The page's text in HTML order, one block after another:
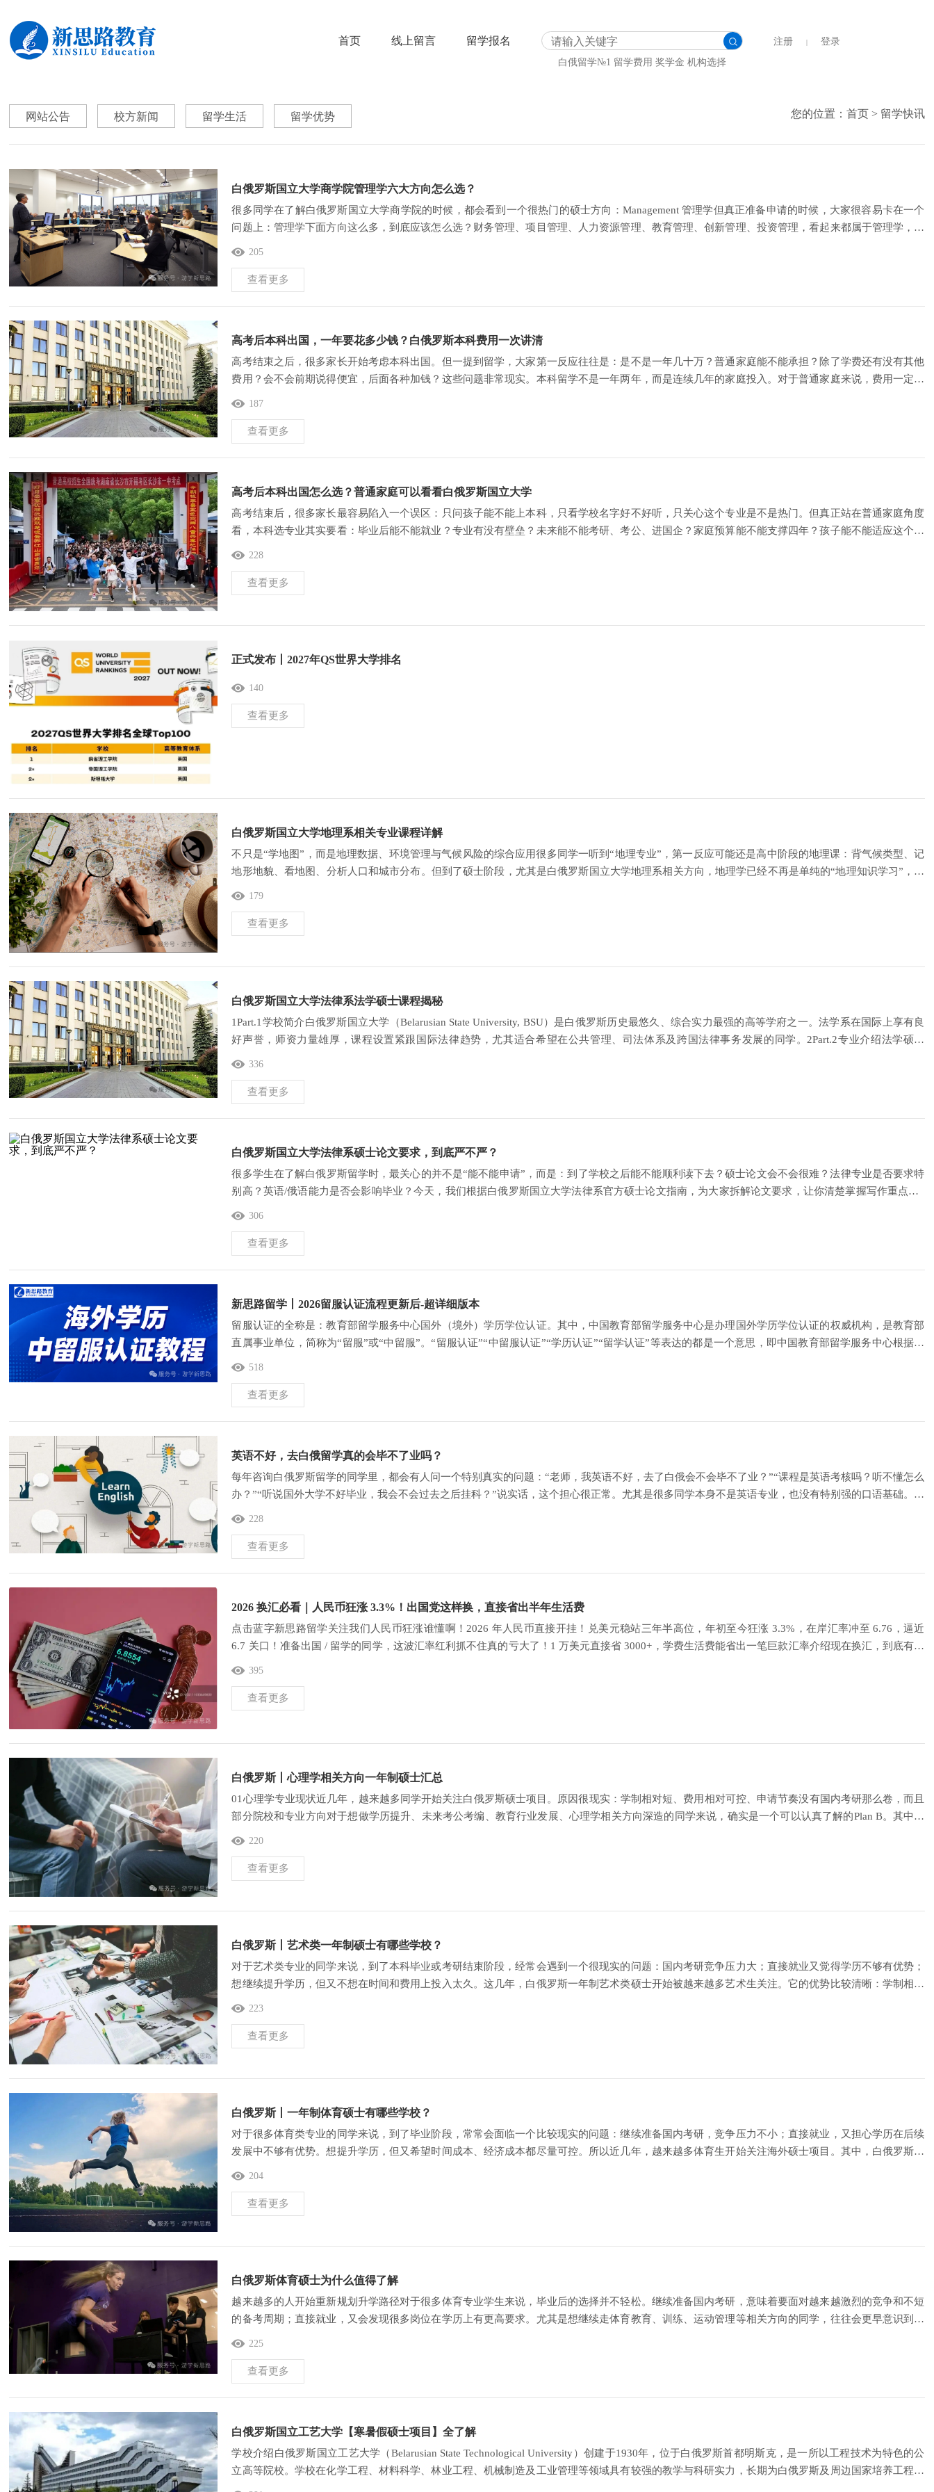
首页 线上留言 留学报名
白俄留学№1 留学费用 奖学金 机构选择
注册 | 登录
网站公告 校方新闻 留学生活 留学优势 您的位置： 首页> 留学快讯
白俄罗斯国立大学商学院管理学六大方向怎么选？
很多同学在了解白俄罗斯国立大学商学院的时候，都会看到一个很热门的硕士方向：Management 管理学但真正准备申请的时候，大家很容易卡在一个
问题上：管理学下面方向这么多，到底应该怎么选？财务管理、项目管理、人力资源管理、教育管理、创新管理、投资管理，看起来都属于管理学，但
205
查看更多
高考后本科出国，一年要花多少钱？白俄罗斯本科费用一次讲清
高考结束之后，很多家长开始考虑本科出国。但一提到留学，大家第一反应往往是：是不是一年几十万？普通家庭能不能承担？除了学费还有没有其他
费用？会不会前期说得便宜，后面各种加钱？这些问题非常现实。本科留学不是一年两年，而是连续几年的家庭投入。对于普通家庭来说，费用一定要
187
查看更多
高考后本科出国怎么选？普通家庭可以看看白俄罗斯国立大学
高考结束后，很多家长最容易陷入一个误区：只问孩子能不能上本科，只看学校名字好不好听，只关心这个专业是不是热门。但真正站在普通家庭角度
看，本科选专业其实要看：毕业后能不能就业？专业有没有壁垒？未来能不能考研、考公、进国企？家庭预算能不能支撑四年？孩子能不能适应这个学
228
查看更多
正式发布丨2027年QS世界大学排名
140
查看更多
白俄罗斯国立大学地理系相关专业课程详解
不只是“学地图”，而是地理数据、环境管理与气候风险的综合应用很多同学一听到“地理专业”，第一反应可能还是高中阶段的地理课：背气候类型、记
地形地貌、看地图、分析人口和城市分布。但到了硕士阶段，尤其是白俄罗斯国立大学地理系相关方向，地理学已经不再是单纯的“地理知识学习”，而
179
查看更多
白俄罗斯国立大学法律系法学硕士课程揭秘
1Part.1学校简介白俄罗斯国立大学（Belarusian State University, BSU）是白俄罗斯历史最悠久、综合实力最强的高等学府之一。法学系在国际上享有良
好声誉，师资力量雄厚，课程设置紧跟国际法律趋势，尤其适合希望在公共管理、司法体系及跨国法律事务发展的同学。2Part.2专业介绍法学硕士
336
查看更多
白俄罗斯国立大学法律系硕士论文要求，到底严不严？
很多学生在了解白俄罗斯留学时，最关心的并不是“能不能申请”，而是：到了学校之后能不能顺利读下去？硕士论文会不会很难？法律专业是否要求特
别高？英语/俄语能力是否会影响毕业？今天，我们根据白俄罗斯国立大学法律系官方硕士论文指南，为大家拆解论文要求，让你清楚掌握写作重点。1
306
查看更多
新思路留学丨2026留服认证流程更新后-超详细版本
留服认证的全称是：教育部留学服务中心国外（境外）学历学位认证。其中，中国教育部留学服务中心是办理国外学历学位认证的权威机构，是教育部
直属事业单位，简称为“留服”或“中留服”。“留服认证”“中留服认证”“学历认证”“留学认证”等表达的都是一个意思，即中国教育部留学服务中心根据归
518
查看更多
英语不好，去白俄留学真的会毕不了业吗？
每年咨询白俄罗斯留学的同学里，都会有人问一个特别真实的问题：“老师，我英语不好，去了白俄会不会毕不了业？”“课程是英语考核吗？听不懂怎么
办？”“听说国外大学不好毕业，我会不会过去之后挂科？”说实话，这个担心很正常。尤其是很多同学本身不是英语专业，也没有特别强的口语基础。突
228
查看更多
2026 换汇必看｜人民币狂涨 3.3%！出国党这样换，直接省出半年生活费
点击蓝字新思路留学关注我们人民币狂涨谁懂啊！2026 年人民币直接开挂！兑美元稳站三年半高位，年初至今狂涨 3.3%，在岸汇率冲至 6.76，逼近
6.7 关口！准备出国 / 留学的同学，这波汇率红利抓不住真的亏大了！1 万美元直接省 3000+，学费生活费能省出一笔巨款汇率介绍现在换汇，到底有多
395
查看更多
白俄罗斯丨心理学相关方向一年制硕士汇总
01心理学专业现状近几年，越来越多同学开始关注白俄罗斯硕士项目。原因很现实：学制相对短、费用相对可控、申请节奏没有国内考研那么卷，而且
部分院校和专业方向对于想做学历提升、未来考公考编、教育行业发展、心理学相关方向深造的同学来说，确实是一个可以认真了解的Plan B。其中，
220
查看更多
白俄罗斯丨艺术类一年制硕士有哪些学校？
对于艺术类专业的同学来说，到了本科毕业或考研结束阶段，经常会遇到一个很现实的问题：国内考研竞争压力大；直接就业又觉得学历不够有优势；
想继续提升学历，但又不想在时间和费用上投入太久。这几年，白俄罗斯一年制艺术类硕士开始被越来越多艺术生关注。它的优势比较清晰：学制相对
223
查看更多
白俄罗斯丨一年制体育硕士有哪些学校？
对于很多体育类专业的同学来说，到了毕业阶段，常常会面临一个比较现实的问题：继续准备国内考研，竞争压力不小；直接就业，又担心学历在后续
发展中不够有优势。想提升学历，但又希望时间成本、经济成本都尽量可控。所以近几年，越来越多体育生开始关注海外硕士项目。其中，白俄罗斯一
204
查看更多
白俄罗斯体育硕士为什么值得了解
越来越多的人开始重新规划升学路径对于很多体育专业学生来说，毕业后的选择并不轻松。继续准备国内考研，意味着要面对越来越激烈的竞争和不短
的备考周期；直接就业，又会发现很多岗位在学历上有更高要求。尤其是想继续走体育教育、训练、运动管理等相关方向的同学，往往会更早意识到：
225
查看更多
白俄罗斯国立工艺大学【寒暑假硕士项目】全了解
学校介绍白俄罗斯国立工艺大学（Belarusian State Technological University）创建于1930年，位于白俄罗斯首都明斯克，是一所以工程技术为特色的公
立高等院校。学校在化学工程、材料科学、林业工程、机械制造及工业管理等领域具有较强的教学与科研实力，长期为白俄罗斯及周边国家培养工程技